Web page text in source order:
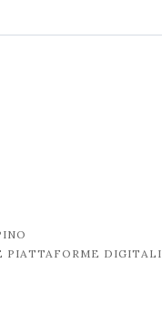
PIATTAFORME DIGITALI